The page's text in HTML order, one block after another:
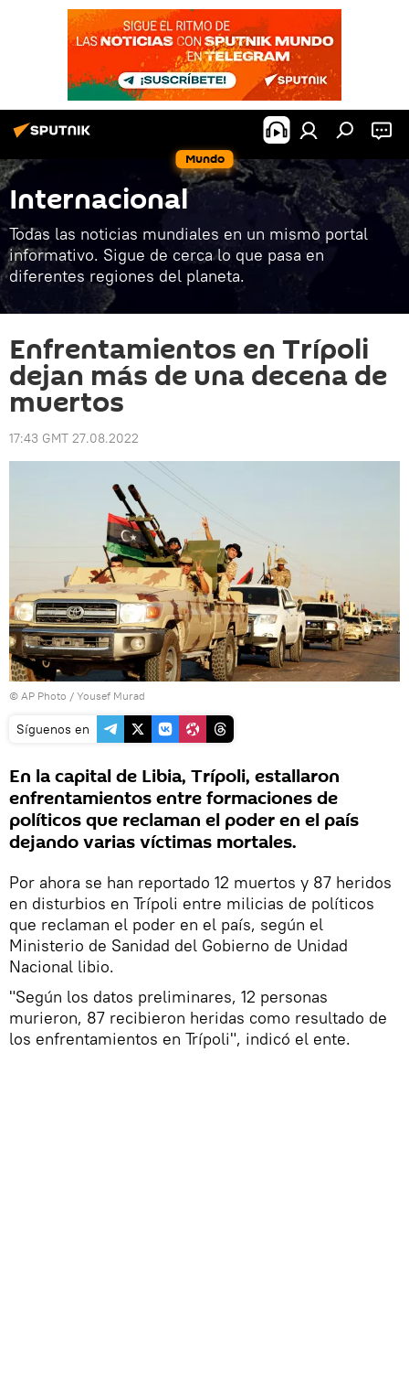
Mundo
Internacional
Todas las noticias mundiales en un mismo portal
informativo. Sigue de cerca lo que pasa en
diferentes regiones del planeta.
Enfrentamientos en Trípoli
dejan más de una decena de
muertos
17:43 GMT 27.08.2022
© AP Photo / Yousef Murad
Síguenos en
En la capital de Libia, Trípoli, estallaron
enfrentamientos entre formaciones de
políticos que reclaman el poder en el país
dejando varias víctimas mortales.
Por ahora se han reportado 12 muertos y 87 heridos
en disturbios en Trípoli entre milicias de políticos
que reclaman el poder en el país, según el
Ministerio de Sanidad del Gobierno de Unidad
Nacional libio.
"Según los datos preliminares, 12 personas
murieron, 87 recibieron heridas como resultado de
los enfrentamientos en Trípoli", indicó el ente.